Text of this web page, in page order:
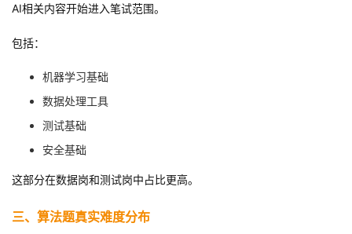
AI相关内容开始进入笔试范围。
包括：
机器学习基础
数据处理工具
测试基础
安全基础
这部分在数据岗和测试岗中占比更高。
三、算法题真实难度分布